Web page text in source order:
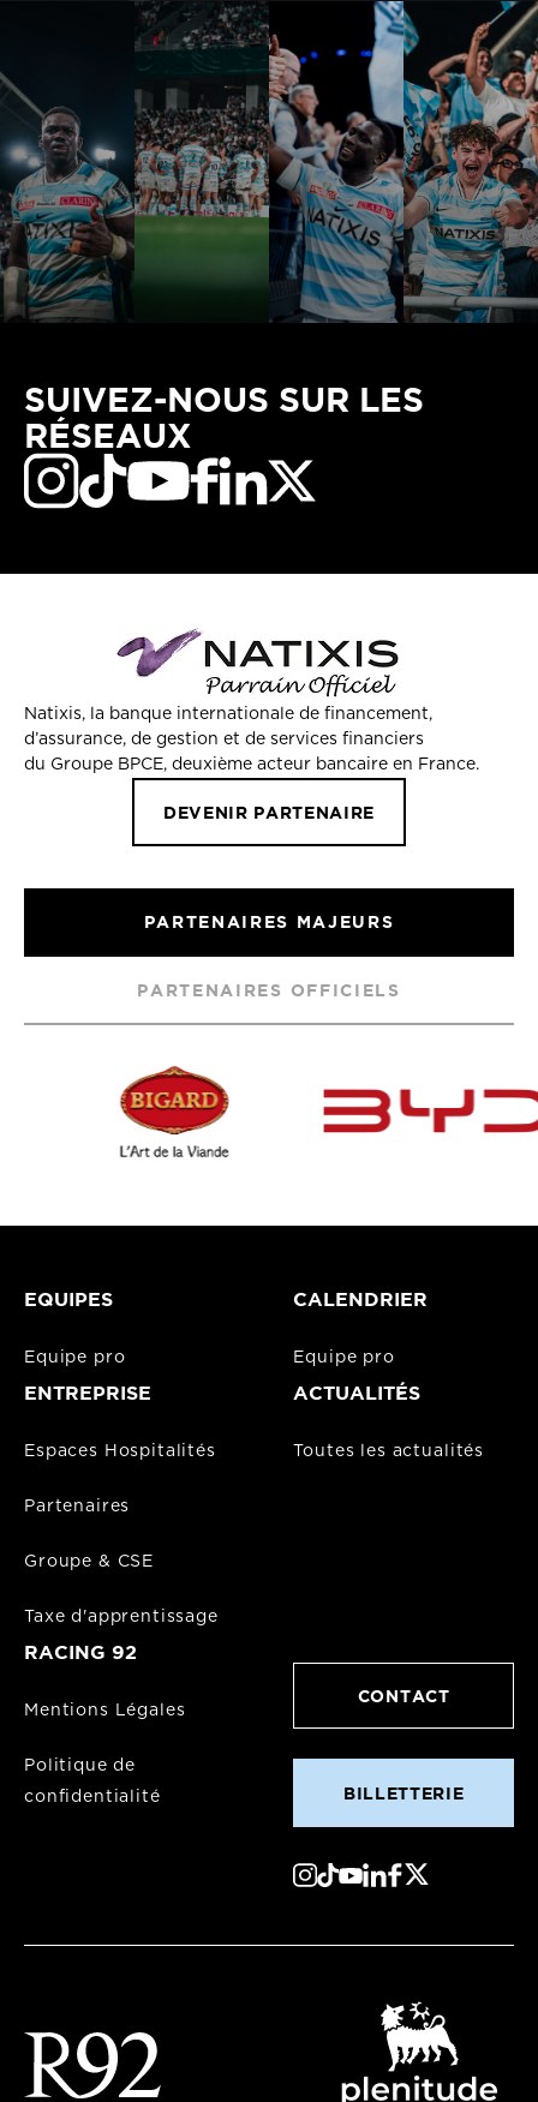
SUIVEZ-NOUS SUR LES
RÉSEAUX
Natixis, la banque internationale de financement,
d’assurance, de gestion et de services financiers
du Groupe BPCE, deuxième acteur bancaire en France.
DEVENIR PARTENAIRE
PARTENAIRES MAJEURS
PARTENAIRES OFFICIELS
EQUIPES
Equipe pro
CALENDRIER
Equipe pro
ENTREPRISE
Espaces Hospitalités
Partenaires
Groupe & CSE
Taxe d'apprentissage
ACTUALITÉS
Toutes les actualités
RACING 92
Mentions Légales
Politique de
confidentialité
CONTACT
BILLETTERIE